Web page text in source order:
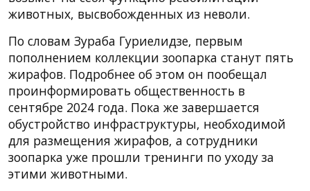
животных, высвобожденных из неволи.
По словам Зураба Гуриелидзе, первым
пополнением коллекции зоопарка станут пять
жирафов. Подробнее об этом он пообещал
проинформировать общественность в
сентябре 2024 года. Пока же завершается
обустройство инфраструктуры, необходимой
для размещения жирафов, а сотрудники
зоопарка уже прошли тренинги по уходу за
этими животными.